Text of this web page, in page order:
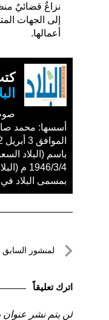
نزاعٌ قضائيٌ
إلى الجهات
أعمالها.
1946/3/
بمسمى البلاد في 1378/7/16 هـ – 1959/1/26 م
تصفّحلمنشور السابق
السابق
اترك تعليقاً
لن يتم نشر عنوان